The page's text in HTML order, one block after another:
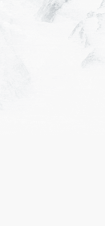
Skizentrum Hochpustertal